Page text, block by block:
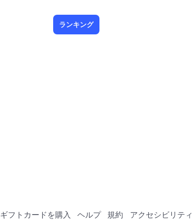
ランキング
ギフトカードを購入 ヘルプ 規約 アクセシビリティ